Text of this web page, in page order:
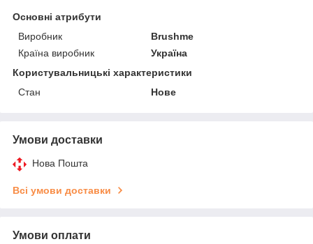
Основні атрибути
Виробник
Brushme
Країна виробник
Україна
Користувальницькі характеристики
Стан
Нове
Умови доставки
Нова Пошта
Всі умови доставки
Умови оплати